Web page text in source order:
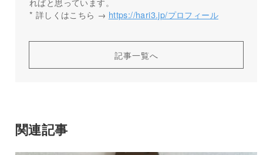
* 詳しくはこちら → https://hari3.jp/プロフィール
記事一覧へ
関連記事